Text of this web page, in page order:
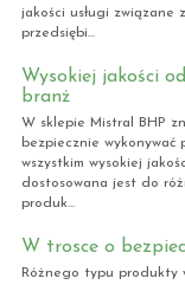
jakości usługi związane
przedsiębi...
Wysokiej jakości
branż
W sklepie Mistral BHP
bezpiecznie wykonywać
wszystkim wysokiej
dostosowana jest do
produk...
W trosce o
Różnego typu produkty